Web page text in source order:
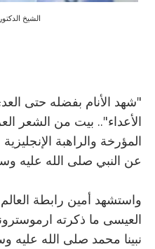
الشيخ
"شهد الأنام بفضله حتى
الأعداء".. بيت من الشعر
المؤرخة والراهبة
عن النبي صلى الله عليه
واستشهد أمين رابطة
العيسى ما ذكرته
نبينا محمد صلى الله عليه